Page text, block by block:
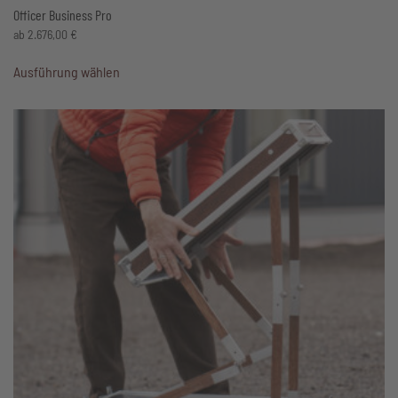
Officer Business Pro
ab 2.676,00 €
Ausführung wählen
mehrere
Varianten
auf.
Die
Optionen
können
auf
der
Produktseite
gewählt
werden